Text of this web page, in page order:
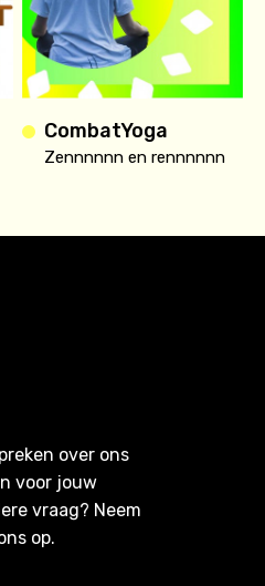
CombatYoga
Zennnnnn en rennnnnn
over ons
voor jouw
vraag? Neem
op.